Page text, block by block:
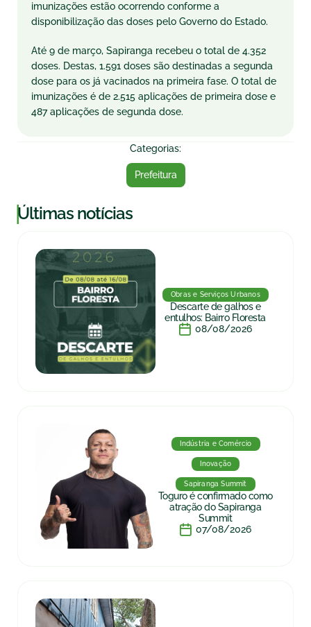
imunizações estão ocorrendo conforme a
disponibilização das doses pelo Governo do Estado.
Até 9 de março, Sapiranga recebeu o total de 4.352
doses. Destas, 1.591 doses são destinadas a segunda
dose para os já vacinados na primeira fase. O total de
imunizações é de 2.515 aplicações de primeira dose e
487 aplicações de segunda dose.
Categorias:
Prefeitura
|Últimas notícias
Obras e Serviços Urbanos
Descarte de galhos e
entulhos: Bairro Floresta
08/08/2026
Indústria e Comércio
Inovação
Sapiranga Summit
Toguro é confirmado como
atração do Sapiranga
Summit
07/08/2026